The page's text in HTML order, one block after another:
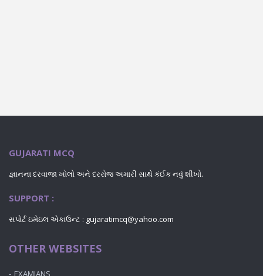
GUJARATI MCQ
જ્ઞાનના દરવાજા ખોલો અને દરરોજ અમારી સાથે કંઈક નવું શીખો.
SUPPORT :
સપોર્ટ ઇમેઇલ એકાઉન્ટ : gujaratimcq@yahoo.com
OTHER WEBSITES
EXAMIANS